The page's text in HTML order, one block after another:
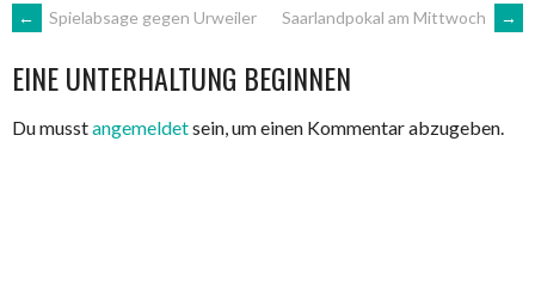
ARTIKEL-
NAVIGATION
← Spielabsage gegen Urweiler Saarlandpokal am Mittwoch →
EINE UNTERHALTUNG BEGINNEN
Du musstangemeldetsein, um einen Kommentar abzugeben.